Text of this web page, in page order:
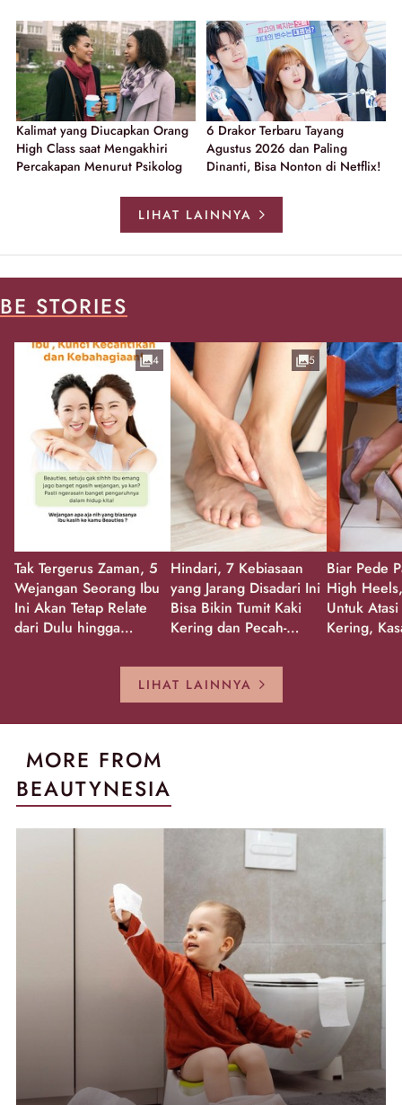
Kalimat yang Diucapkan Orang
High Class saat Mengakhiri
Percakapan Menurut Psikolog
6 Drakor Terbaru Tayang
Agustus 2026 dan Paling
Dinanti, Bisa Nonton di Netflix!
LIHAT LAINNYA
BE STORIES
Tak Tergerus Zaman, 5
Wejangan Seorang Ibu
Ini Akan Tetap Relate
dari Dulu hingga
4
Hindari, 7 Kebiasaan
yang Jarang Disadari Ini
Bisa Bikin Tumit Kaki
Kering dan Pecah-
5
Biar Pede
High
Untuk
Kering,
LIHAT LAINNYA
MORE FROM
BEAUTYNESIA